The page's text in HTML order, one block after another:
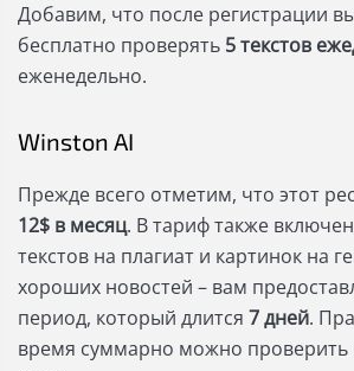
Добавим, что после регистрации
бесплатно проверять 5 текстов
еженедельно.
Winston AI
Прежде всего отметим, что этот
12$ в месяц. В тариф также
текстов на плагиат и картинок на
хороших новостей – вам
период, который длится 7 дней.
время суммарно можно проверить